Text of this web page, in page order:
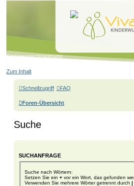
Kinderwunschzentrums
Zum Inhalt
Schnellzugriff FAQ
Foren-Übersicht
Suche
SUCHANFRAGE
Suche nach Wörtern:
Setzen Sie ein +vor ein Wort, das gefunden
Verwenden Sie mehrere Wörter getrennt durch |